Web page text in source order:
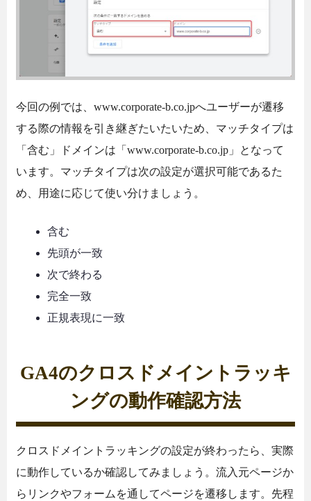
今回の例では、www.corporate-b.co.jpへユーザーが遷移
する際の情報を引き継ぎたいたいため、マッチタイプは
「含む」ドメインは「www.corporate-b.co.jp」となって
います。マッチタイプは次の設定が選択可能であるた
め、用途に応じて使い分けましょう。
含む
先頭が一致
次で終わる
完全一致
正規表現に一致
GA4のクロスドメイントラッキ
ングの動作確認方法
クロスドメイントラッキングの設定が終わったら、実際
に動作しているか確認してみましょう。流入元ページか
らリンクやフォームを通してページを遷移します。先程